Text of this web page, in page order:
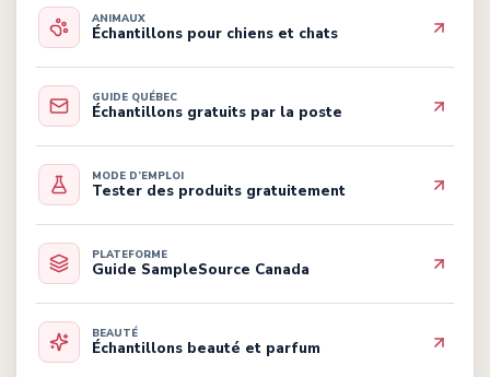
ANIMAUX
Échantillons pour chiens et chats
GUIDE QUÉBEC
Échantillons gratuits par la poste
MODE D’EMPLOI
Tester des produits gratuitement
PLATEFORME
Guide SampleSource Canada
BEAUTÉ
Échantillons beauté et parfum